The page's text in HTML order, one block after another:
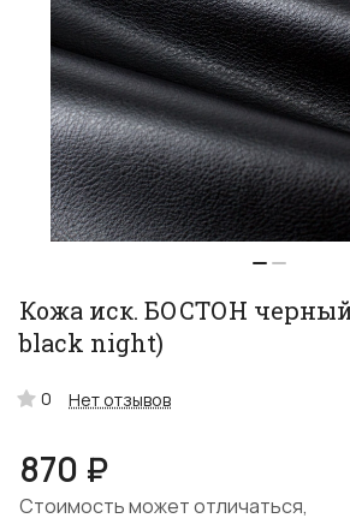
Кожа иск. БОСТОН черный
black night)
0 Нет отзывов
870 ₽
Стоимость может отличаться,